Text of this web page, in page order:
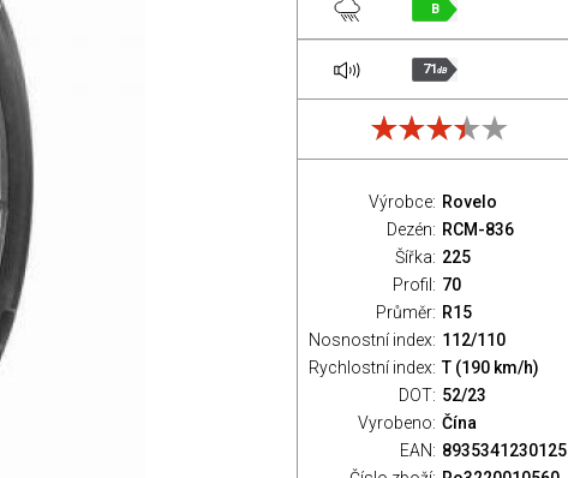
B
71dB
Výrobce: Rovelo
Dezén: RCM-836
Šířka: 225
Profil: 70
Průměr: R15
Nosnostní index: 112/110
Rychlostní index: T (190 km/h)
DOT: 52/23
Vyrobeno: Čína
EAN: 8935341230125